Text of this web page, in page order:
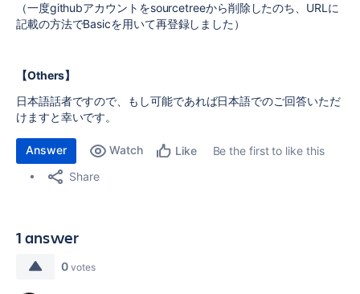
（一度githubアカウントをsourcetreeから削除したのち、URLに
記載の方法でBasicを用いて再登録しました）
【Others】
日本語話者ですので、もし可能であれば日本語でのご回答いただ
けますと幸いです。
Answer Watch Like
Be the first to like this
Share
1 answer
0 votes